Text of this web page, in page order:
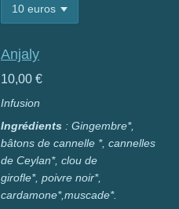
Anjaly
10,00 €
Infusion
Ingrédients : Gingembre*,
bâtons de cannelle *, cannelles
de Ceylan*, clou de
girofle*, poivre noir*,
cardamone*,muscade*.